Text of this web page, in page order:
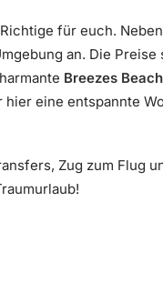
für euch.
an. Die Preise
Breezes
eine entspannte
Zug zum Flug